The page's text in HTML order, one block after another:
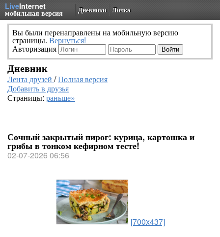
LiveInternet
мобильная версия Дневники Личка
Вы были перенаправлены на мобильную версию
страницы. Вернуться!
Авторизация
Дневник
Лента друзей /Полная версия
Добавить в друзья
Страницы: раньше»
Сочный закрытый пирог: курица, картошка и
грибы в тонком кефирном тесте!
02-07-2026 06:56
[700x437]